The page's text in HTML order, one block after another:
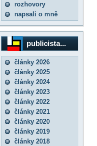
rozhovory
napsali o mně
publicista...
články 2026
články 2025
články 2024
články 2023
články 2022
články 2021
články 2020
články 2019
články 2018